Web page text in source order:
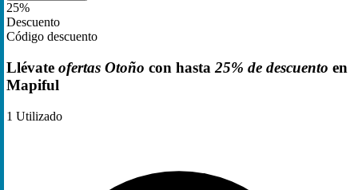
25%
Descuento
Código descuento
Llévate ofertas Otoño con hasta 25% de descuento en
Mapiful
1 Utilizado